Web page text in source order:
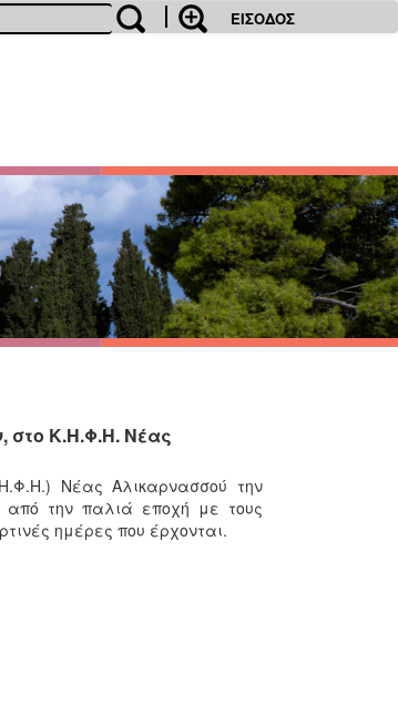
ΕΙΣΟΔΟΣ
στο Κ.Η.Φ.Η. Νέας
Νέας Αλικαρνασσού την
από την παλιά εποχή με τους
ημέρες που έρχονται.